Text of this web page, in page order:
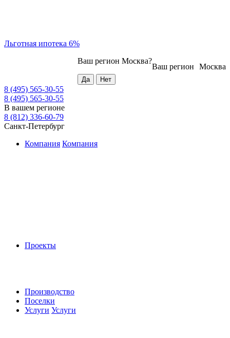
Льготная ипотека 6%
Москва
Ваш регион
Ваш регион Москва?
8 (495) 565-30-55
8 (495) 565-30-55
В вашем регионе
8 (812) 336-60-79
Санкт-Петербург
Компания Компания
Проекты
Производство
Поселки
Услуги Услуги